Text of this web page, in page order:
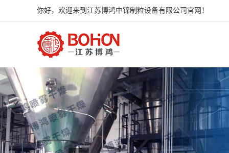
你好，欢迎来到江苏博鸿中锦制粒设备有限公司官网！